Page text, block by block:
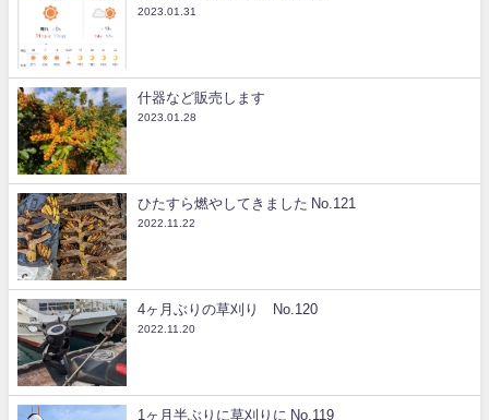
2023.01.31
什器など販売します
2023.01.28
ひたすら燃やしてきました No.121
2022.11.22
4ヶ月ぶりの草刈り No.120
2022.11.20
1ヶ月半ぶりに草刈りに No.119